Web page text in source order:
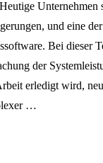
Unternehmen
und eine
Bei dieser
der
erledigt wird,
…